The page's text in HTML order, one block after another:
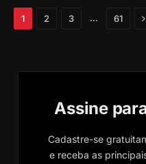
1 2 3 … 61
Assine
Cadastre-se
e receba as